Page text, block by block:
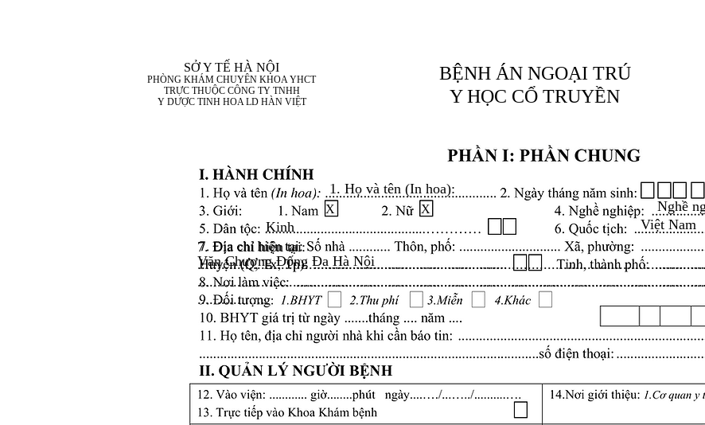
SỞ Y TẾ HÀ NỘI
PHÒNG KHÁM CHUYÊN KHOA YHCT
TRỰC THUỘC CÔNG TY TNHH
Y DƯỢC TINH HOA LD HÀN VIỆT
BỆNH ÁN NGOẠI TRÚ
Y HỌC CỔ TRUYỀN
1. Họ và tên (In hoa):
X X
Nghề
Việt Nam
Kinh
7. Địa chỉ hiện tại:
..................
Văn Chương Đống Đa Hà Nội